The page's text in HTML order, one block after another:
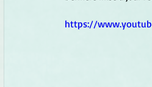
https://